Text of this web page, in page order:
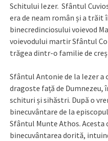
Schitului Iezer. Sfântul
era de neam român și a trăit
binecredinciosului voievod
voievodului martir Sfântul
trăgea dintr-o familie de
Sfântul Antonie de la Iezer a
dragoste față de Dumnezeu,
schituri și sihăstri. După o
binecuvântare de la
Sfântul Munte Athos. Acesta
binecuvântarea dorită,